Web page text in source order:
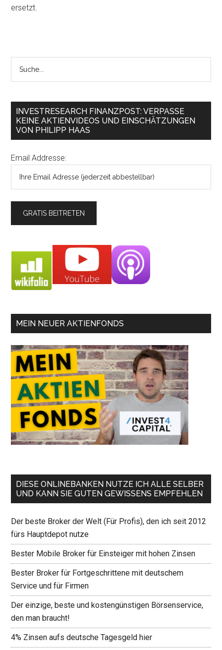
ersetzt.
INVESTRESEARCH FINANZPOST: VERPASSE
KEINE AKTIENVIDEOS UND EINSCHÄTZUNGEN
VON PHILIPP HAAS
Email Addresse:
MEIN NEUER AKTIENFONDS
DIESE ONLINEBANKEN NUTZE ICH ALLE SELBER
UND KANN SIE GUTEN GEWISSENS EMPFEHLEN
Der beste Broker der Welt (Für Profis), den ich seit 2012
fürs Hauptdepot nutze
Bester Mobile Broker für Einsteiger mit hohen Zinsen
Bester Broker für Fortgeschrittene mit deutschem
Service und für Firmen
Der einzige, beste und kostengünstigen Börsenservice,
den man braucht!
4% Zinsen aufs deutsche Tagesgeld hier